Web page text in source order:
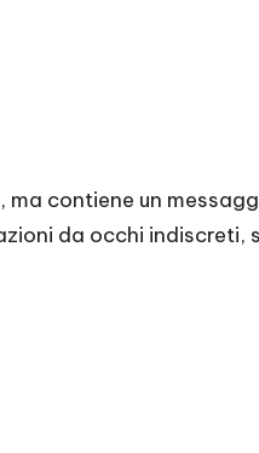
ma contiene un
da occhi indiscreti,